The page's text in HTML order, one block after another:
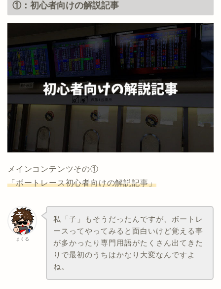
①：初心者向けの解説記事
メインコンテンツその①
「ボートレース初心者向けの解説記事」
まくる
私「子」もそうだったんですが、ボートレ
ースってやってみると面白いけど覚える事
が多かったり専門用語がたくさん出てきた
りで最初のうちはかなり大変なんですよ
ね。